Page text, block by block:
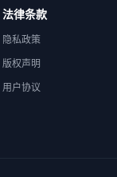
法律条款
隐私政策
版权声明
用户协议